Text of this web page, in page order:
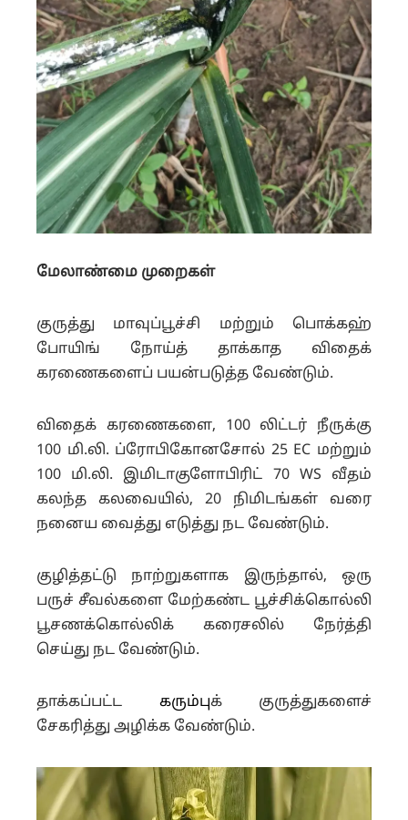
மேலாண்மை முறைகள்
குருத்து மாவுப்பூச்சி மற்றும் பொக்கஹ்
போயிங் நோய்த் தாக்காத விதைக்
கரணைகளைப் பயன்படுத்த வேண்டும்.
விதைக் கரணைகளை, 100 லிட்டர் நீருக்கு
100 மி.லி. ப்ரோபிகோனசோல் 25 EC மற்றும்
100 மி.லி. இமிடாகுளோபிரிட் 70 WS வீதம்
கலந்த கலவையில், 20 நிமிடங்கள் வரை
நனைய வைத்து எடுத்து நட வேண்டும்.
குழித்தட்டு நாற்றுகளாக இருந்தால், ஒரு
பருச் சீவல்களை மேற்கண்ட பூச்சிக்கொல்லி
பூசணக்கொல்லிக் கரைசலில் நேர்த்தி
செய்து நட வேண்டும்.
தாக்கப்பட்ட கரும்புக் குருத்துகளைச்
சேகரித்து அழிக்க வேண்டும்.